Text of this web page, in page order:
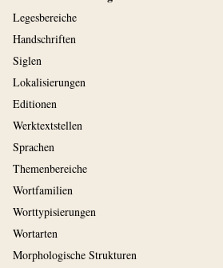
Legesbereiche
Handschriften
Siglen
Lokalisierungen
Editionen
Werktextstellen
Sprachen
Themenbereiche
Wortfamilien
Worttypisierungen
Wortarten
Morphologische Strukturen